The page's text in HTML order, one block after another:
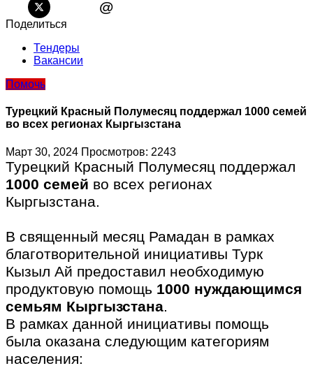
@
Поделиться
Тендеры
Вакансии
Помочь
Турецкий Красный Полумесяц поддержал 1000 семей
во всех регионах Кыргызстана
Март 30, 2024 Просмотров: 2243
Турецкий Красный Полумесяц поддержал
1000 семей во всех регионах
Кыргызстана.
В священный месяц Рамадан в рамках
благотворительной инициативы Турк
Кызыл Ай предоставил необходимую
продуктовую помощь 1000 нуждающимся
семьям Кыргызстана.
В рамках данной инициативы помощь
была оказана следующим категориям
населения: